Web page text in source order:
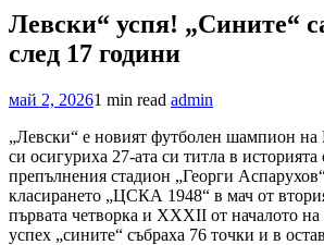
Левски“ успя! „Сините“
след 17 години
май 2, 20261 min read admin
„Левски“ е новият футболен шампион на
си осигуриха 27-ата си титла в историята
препълнения стадион „Георги
класирането „ЦСКА 1948“ в мач от
първата четворка и XXXII от началото на
успех „сините“ събраха 76 точки и в